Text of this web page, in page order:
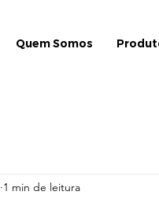
Quem Somos
1 min de leitura